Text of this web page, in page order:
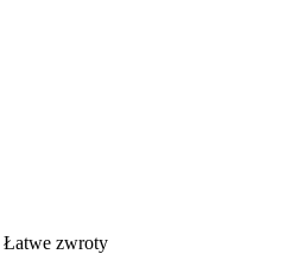
Łatwe zwroty